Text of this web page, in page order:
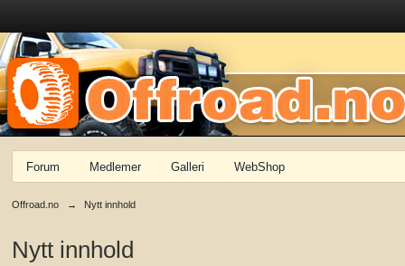
Forum Medlemer Galleri WebShop
Offroad.no → Nytt innhold
Nytt innhold